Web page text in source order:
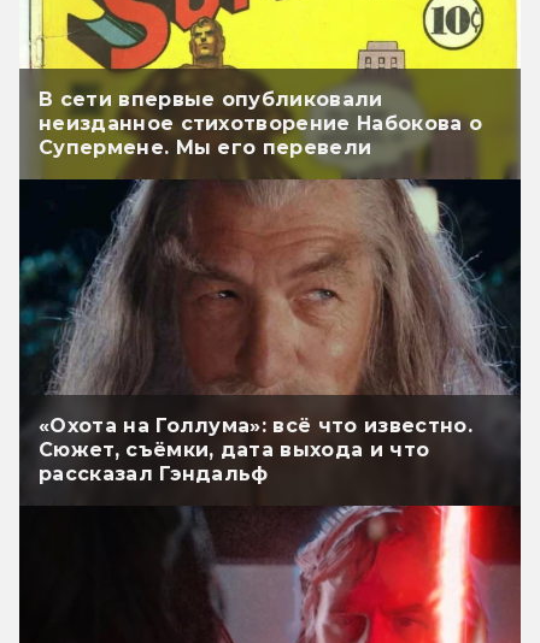
В сети впервые опубликовали
неизданное стихотворение Набокова о
Супермене. Мы его перевели
«Охота на Голлума»: всё что известно.
Сюжет, съёмки, дата выхода и что
рассказал Гэндальф